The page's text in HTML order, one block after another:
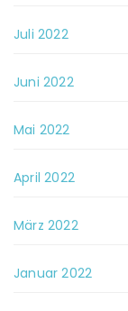
Juli 2022
Juni 2022
Mai 2022
April 2022
März 2022
Januar 2022